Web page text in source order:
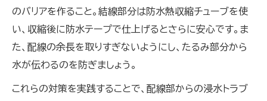
のバリアを作ること。結線部分は防水熱収縮チューブを使
い、収縮後に防水テープで仕上げるとさらに安心です。ま
た、配線の余長を取りすぎないようにし、たるみ部分から
水が伝わるのを防ぎましょう。
これらの対策を実践することで、配線部からの浸水トラブ